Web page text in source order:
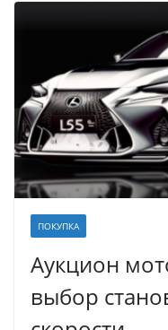
ПОКУПКА
Аукцион
выбор